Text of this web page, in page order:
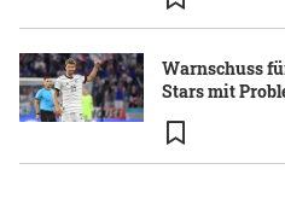
Warnschuss
Stars mit